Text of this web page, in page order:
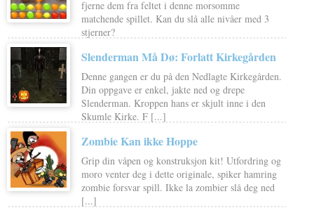
fjerne dem fra feltet i denne morsomme
matchende spillet. Kan du slå alle nivåer med 3
stjerner?
Slenderman Må Dø: Forlatt Kirkegården
Denne gangen er du på den Nedlagte Kirkegården.
Din oppgave er enkel, jakte ned og drepe
Slenderman. Kroppen hans er skjult inne i den
Skumle Kirke. F [...]
Zombie Kan ikke Hoppe
Grip din våpen og konstruksjon kit! Utfordring og
moro venter deg i dette originale, spiker hamring
zombie forsvar spill. Ikke la zombier slå deg ned
[...]